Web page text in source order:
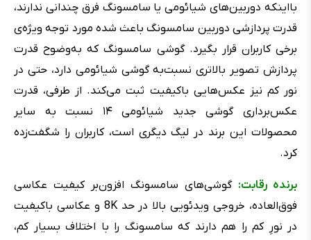
بااینکه دوربین‌های شیائومی یا سامسونگ فرق چندانی ندارند،
قدرت پردازشی دوربین سامسونگ باعث شده مورد توجه ویژه‌ی
برخی کاربران قرار بگیرد. گوشی سامسونگ که به‌وضوح قدرت
پردازش تصویر بالاتری نسبت‌به گوشی شیائومی دارد، حتی در
نور کم نیز عکس‌هایی باکیفیت ثبت می‌کند. از طرفی، قدرت
عکس‌برداری گوشی جدید شیائومی ۱۴ نسبت به سایر
محصولات این برند در لیگ دیگری است، کاربران را شگفت‌زده
کرد.
برنده رقابت: گوشی‌های سامسونگ افزون‌بر کیفیت عکاسی
فوق‌العاده، خروجی ویدئویی بالا در حد 8K و عکاسی باکیفیت
در نورِ کم را هم دارند که سامسونگ را با اختلاف بسیار کم،